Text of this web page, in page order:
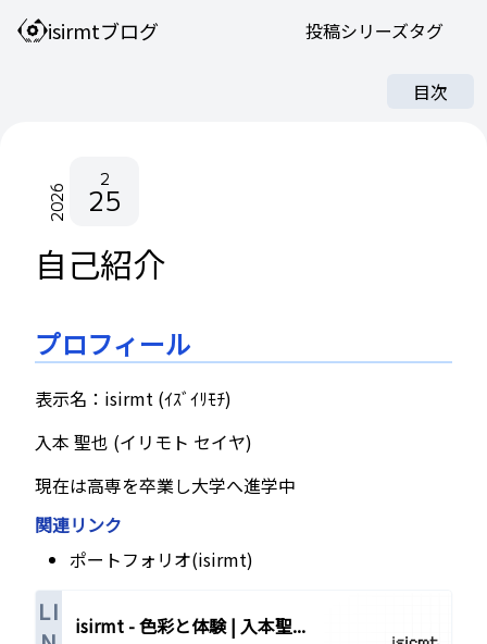
isirmtブログ タグ
シリーズ
投稿
目次
2026
2
25
自己紹介
プロフィール
表示名：isirmt (ｲｽﾞｲﾘﾓﾁ)
入本 聖也 (イリモト セイヤ)
現在は高専を卒業し大学へ進学中
関連リンク
ポートフォリオ(isirmt)
LI
isirmt - 色彩と体験 | 入本聖...